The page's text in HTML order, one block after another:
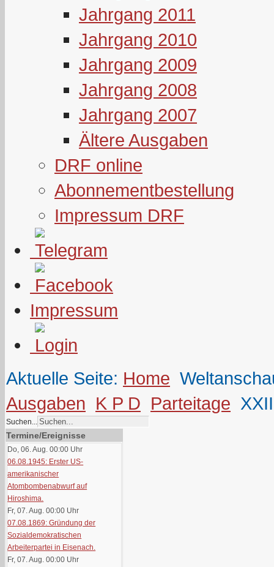
Jahrgang 2011
Jahrgang 2010
Jahrgang 2009
Jahrgang 2008
Jahrgang 2007
Ältere Ausgaben
DRF online
Abonnementbestellung
Impressum DRF
Impressum
Aktuelle Seite: Home
Ausgaben K P D Parteitage
Suchen...
Termine/Ereignisse
Do, 06. Aug. 00:00 Uhr
06.08.1945: Erster US-
amerikanischer
Atombombenabwurf auf
Hiroshima.
Fr, 07. Aug. 00:00 Uhr
07.08.1869: Gründung der
Sozialdemokratischen
Arbeiterpartei in Eisenach.
Fr, 07. Aug. 00:00 Uhr